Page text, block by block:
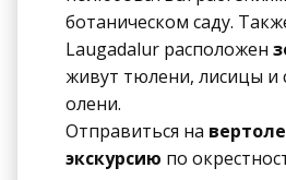
ботаническом саду.
Laugadalur расположен
живут тюлени, лисицы и
олени.
Отправиться на
экскурсию по